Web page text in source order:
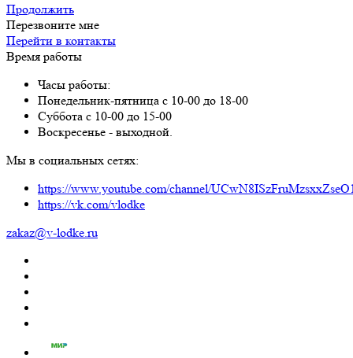
Продолжить
Перезвоните мне
Перейти в контакты
Время работы
Часы работы:
Понедельник-пятница с 10-00 до 18-00
Суббота с 10-00 до 15-00
Воскресенье - выходной.
Мы в социальных сетях:
https://www.youtube.com/channel/
https://vk.com/vlodke
zakaz@v-lodke.ru